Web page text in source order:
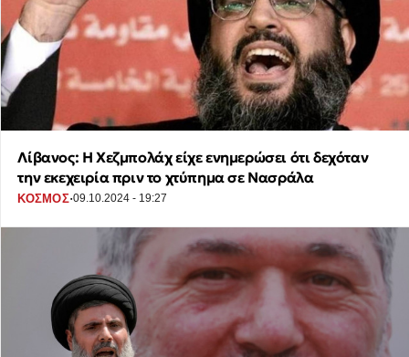
Λίβανος: Η Χεζμπολάχ είχε ενημερώσει ότι δεχόταν
την εκεχειρία πριν το χτύπημα σε Νασράλα
ΚΟΣΜΟΣ·09.10.2024 - 19:27